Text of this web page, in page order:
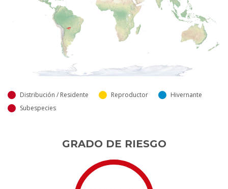
Distribución / Residente Reproductor
Hivernante
Subespecies
GRADO DE RIESGO